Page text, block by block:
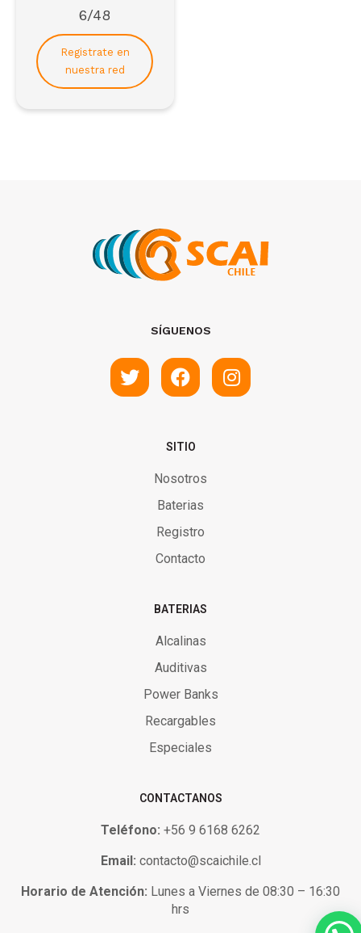
6/48
Registrate en
nuestra red
SÍGUENOS
SITIO
Nosotros
Baterias
Registro
Contacto
BATERIAS
Alcalinas
Auditivas
Power Banks
Recargables
Especiales
CONTACTANOS
Teléfono: +56 9 6168 6262
Email: contacto@scaichile.cl
Horario de Atención: Lunes a Viernes de 08:30 – 16:30
hrs